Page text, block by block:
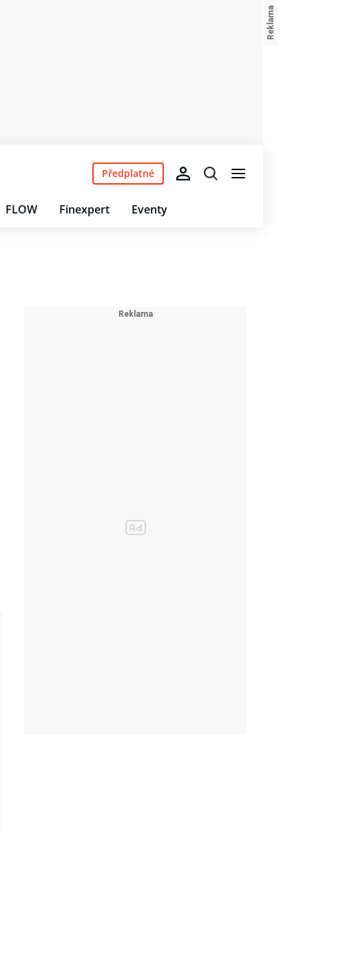
FLOW Finexpert Eventy
Předplatné